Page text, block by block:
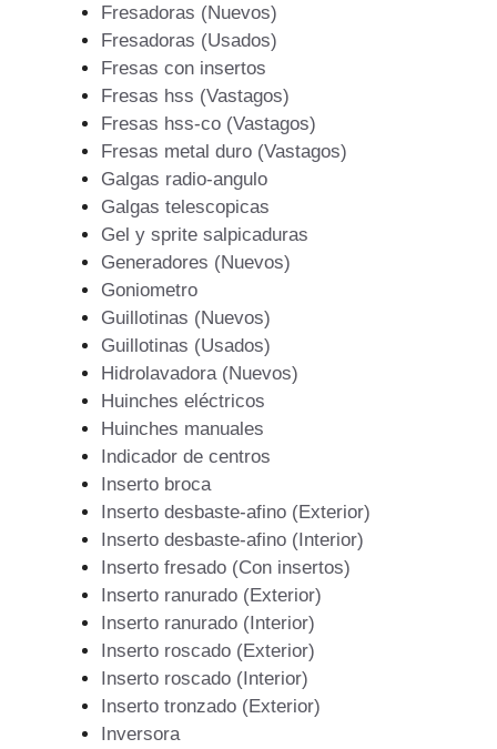
Fresadoras (Nuevos)
Fresadoras (Usados)
Fresas con insertos
Fresas hss (Vastagos)
Fresas hss-co (Vastagos)
Fresas metal duro (Vastagos)
Galgas radio-angulo
Galgas telescopicas
Gel y sprite salpicaduras
Generadores (Nuevos)
Goniometro
Guillotinas (Nuevos)
Guillotinas (Usados)
Hidrolavadora (Nuevos)
Huinches eléctricos
Huinches manuales
Indicador de centros
Inserto broca
Inserto desbaste-afino (Exterior)
Inserto desbaste-afino (Interior)
Inserto fresado (Con insertos)
Inserto ranurado (Exterior)
Inserto ranurado (Interior)
Inserto roscado (Exterior)
Inserto roscado (Interior)
Inserto tronzado (Exterior)
Inversora